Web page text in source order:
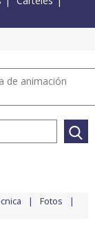
de animación
Fotos